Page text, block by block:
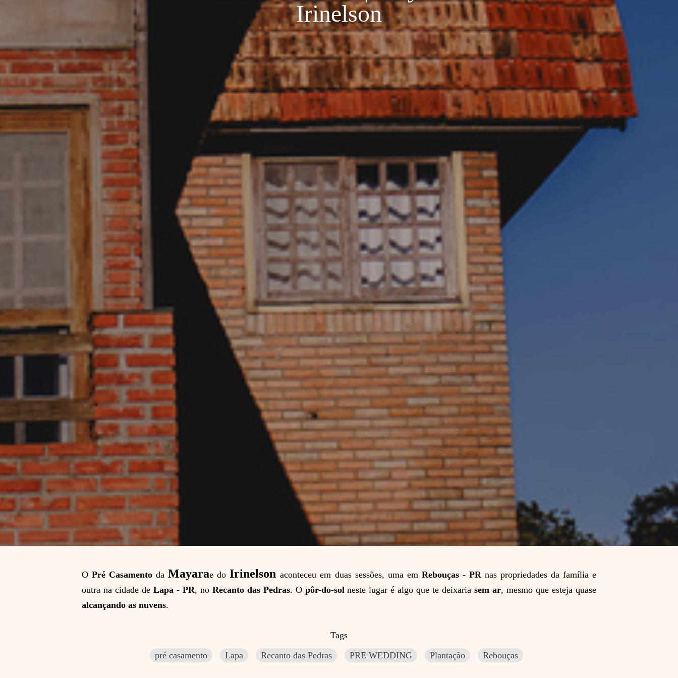
Irinelson
OPré Casamento daMayarae doIrinelsonaconteceu em duas sessões, uma em Rebouças - PR nas propriedades da família e
outra na cidade de Lapa - PR, no Recanto das Pedras. O pôr-do-solneste lugar é algo que te deixariasem ar, mesmo que esteja quase
alcançando as nuvens.
Tags
pré casamento
Lapa Recanto das Pedras PRE WEDDING Plantação Rebouças